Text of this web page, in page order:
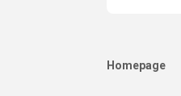
Homepage